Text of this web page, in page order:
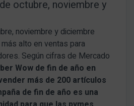
octubre, noviembre y
noviembre y diciembre
alto en ventas para
Según cifras de Mercado
Wow de fin de año en
más de 200 artículos
de fin de año es una